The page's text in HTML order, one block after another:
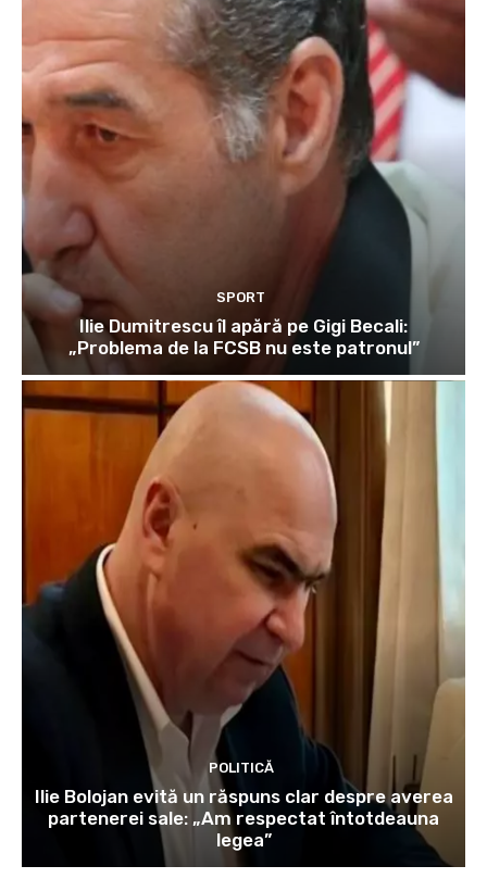
SPORT
Ilie Dumitrescu îl apără pe Gigi Becali:
„Problema de la FCSB nu este patronul”
POLITICĂ
Ilie Bolojan evită un răspuns clar despre averea
partenerei sale: „Am respectat întotdeauna
legea”